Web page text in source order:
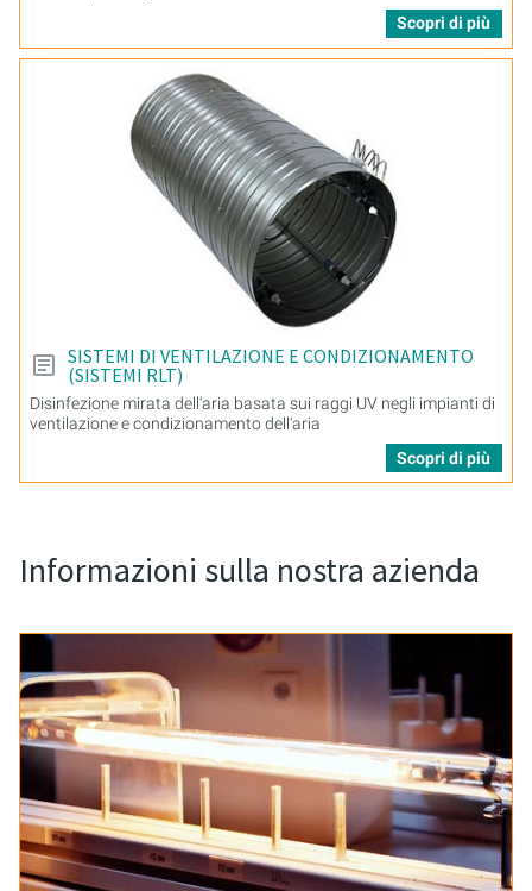
Scopri di più
SISTEMI DI VENTILAZIONE E CONDIZIONAMENTO
(SISTEMI RLT)
Disinfezione mirata dell'aria basata sui raggi UV negli impianti di
ventilazione e condizionamento dell'aria
Scopri di più
Informazioni sulla nostra azienda